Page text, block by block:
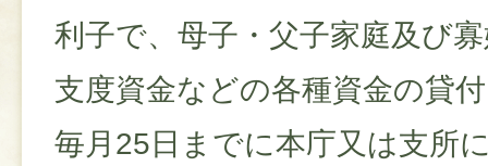
利子で、母子・父子家庭及び
支度資金などの各種資金の貸
毎月25日までに本庁又は支所